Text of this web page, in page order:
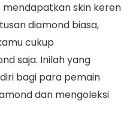
mendapatkan skin keren
diamond biasa,
cukup
saja. Inilah yang
bagi para pemain
dan mengoleksi